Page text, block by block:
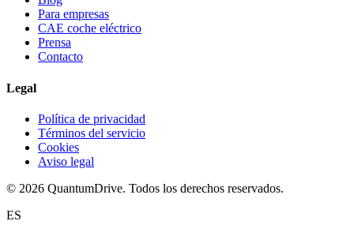
Para empresas
CAE coche eléctrico
Prensa
Contacto
Legal
Política de privacidad
Términos del servicio
Cookies
Aviso legal
© 2026 QuantumDrive. Todos los derechos reservados.
ES